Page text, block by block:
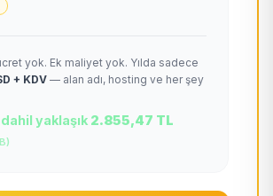
yok. Ek maliyet yok. Yılda sadece
+ KDV— alan adı, hosting ve her şey
dahil yaklaşık 2.855,47 TL